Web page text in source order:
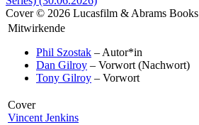
Cover © 2026 Lucasfilm & Abrams Books
Mitwirkende
Phil Szostak – Autor*in
Dan Gilroy – Vorwort (Nachwort)
Tony Gilroy – Vorwort
Cover
Vincent Jenkins